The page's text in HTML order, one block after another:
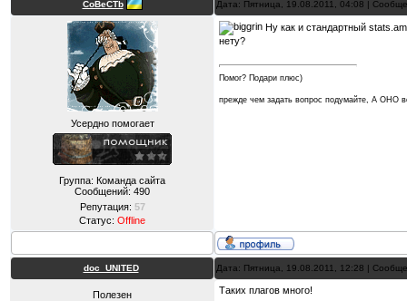
CoBeCTb Дата: Пятница, 19.08.2011, 04:08 |
Усердно помогает
Группа: Команда сайта
Сообщений: 490
Репутация: 57
Статус: Offline
Ну как и стандартный
нету?
Помог? Подари плюс)
прежде чем задать вопрос подумайте, А
doc_UNITED Дата: Пятница, 19.08.2011, 12:28 |
Полезен Таких плагов много!